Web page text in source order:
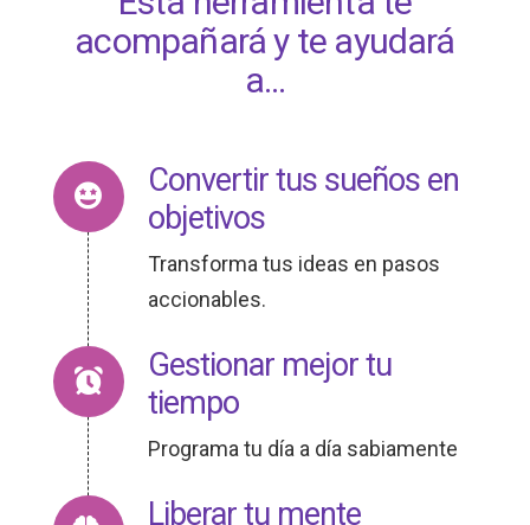
acompañará y te ayudará
a...
Convertir tus sueños en
objetivos
Transforma tus ideas en pasos
accionables.
Gestionar mejor tu
tiempo
Programa tu día a día sabiamente
Liberar tu mente